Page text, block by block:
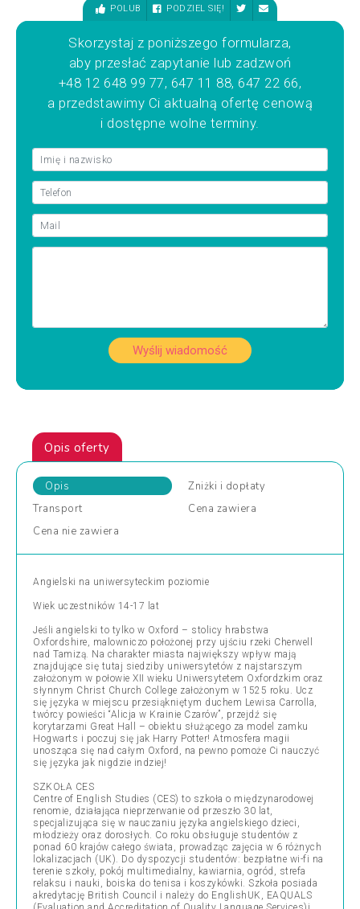
POLUB PODZIEL SIĘ!
Skorzystaj z poniższego formularza,
aby przesłać zapytanie lub zadzwoń
+48 12 648 99 77, 647 11 88, 647 22 66,
a przedstawimy Ci aktualną ofertę cenową
i dostępne wolne terminy.
Wyślij wiadomość
Opis oferty
Opis Zniżki i dopłaty
Transport
Cena zawiera
Cena nie zawiera
Angielski na uniwersyteckim poziomie
Wiek uczestników 14-17 lat
Jeśli angielski to tylko w Oxford – stolicy hrabstwa
Oxfordshire, malowniczo położonej przy ujściu rzeki Cherwell
nad Tamizą. Na charakter miasta największy wpływ mają
znajdujące się tutaj siedziby uniwersytetów z najstarszym
założonym w połowie XII wieku Uniwersytetem Oxfordzkim oraz
słynnym Christ Church College założonym w 1525 roku. Ucz
się języka w miejscu przesiąkniętym duchem Lewisa Carrolla,
twórcy powieści “Alicja w Krainie Czarów”, przejdź się
korytarzami Great Hall – obiektu służącego za model zamku
Hogwarts i poczuj się jak Harry Potter! Atmosfera magii
unosząca się nad całym Oxford, na pewno pomoże Ci nauczyć
się języka jak nigdzie indziej!
SZKOŁA CES
Centre of English Studies (CES) to szkoła o międzynarodowej
renomie, działająca nieprzerwanie od przeszło 30 lat,
specjalizująca się w nauczaniu języka angielskiego dzieci,
młodzieży oraz dorosłych. Co roku obsługuje studentów z
ponad 60 krajów całego świata, prowadząc zajęcia w 6 różnych
lokalizacjach (UK). Do dyspozycji studentów: bezpłatne wi-fi na
terenie szkoły, pokój multimedialny, kawiarnia, ogród, strefa
relaksu i nauki, boiska do tenisa i koszykówki. Szkoła posiada
akredytację British Council i należy do EnglishUK, EAQUALS